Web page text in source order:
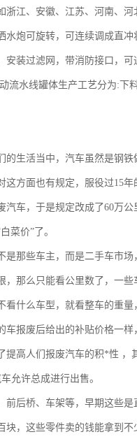
浙江、安徽、江苏、河南、
炮可旋转，可连续调成直
安装过滤网，带消防接口，
流水线罐体生产工艺分为:下
的生活当中，汽车虽然是钢
方面也有规定，服役过15
车，于是规定改成了60万
菜价”了。
是那些车主，而是二手车市
那么只能看公里数了，一
什么车型，就看整车的重
报废后给出的补贴价格一
提高人们报废汽车的积*性
允许总成进行出售。
前后桥、车架等，早期这些
块，这些零件卖的钱能拿到